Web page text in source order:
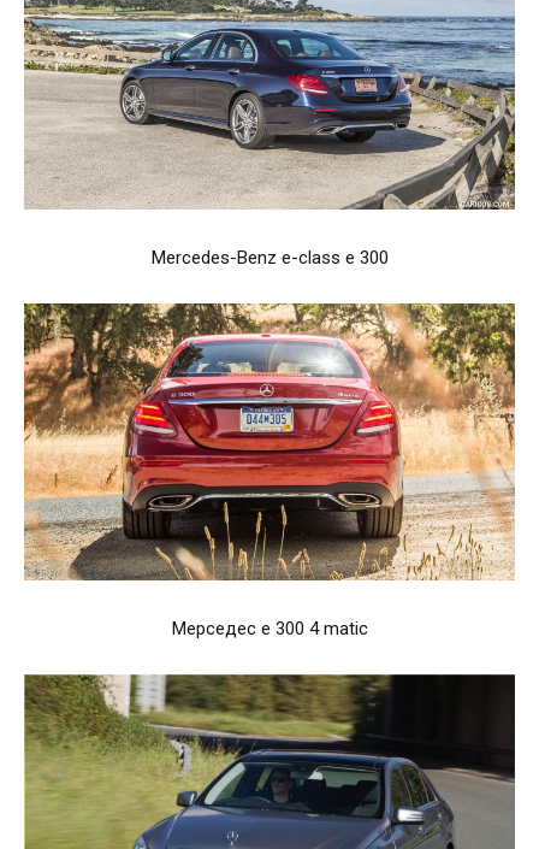
Mercedes-Benz e-class e 300
Мерседес е 300 4 matic